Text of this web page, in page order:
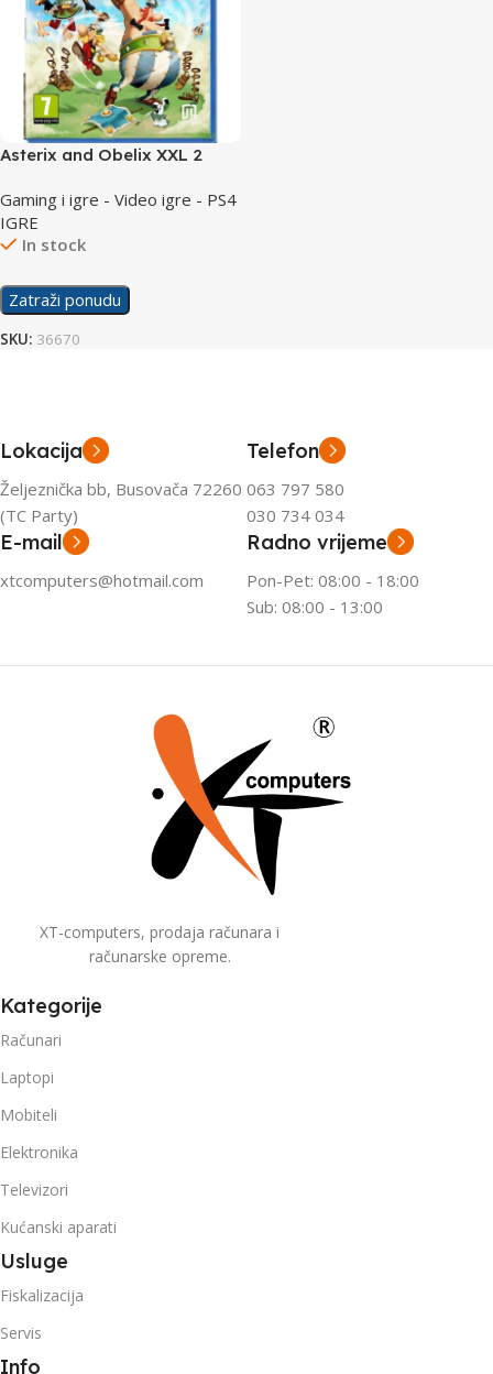
Asterix and Obelix XXL 2
Gaming i igre - Video igre - PS4
IGRE
In stock
Zatraži ponudu
SKU: 36670
Lokacija
Željeznička bb, Busovača 72260
(TC Party)
Telefon
063 797 580
030 734 034
E-mail
xtcomputers@hotmail.com
Radno vrijeme
Pon-Pet: 08:00 - 18:00
Sub: 08:00 - 13:00
XT-computers, prodaja računara i
računarske opreme.
Kategorije
Računari
Laptopi
Mobiteli
Elektronika
Televizori
Kućanski aparati
Usluge
Fiskalizacija
Servis
Info